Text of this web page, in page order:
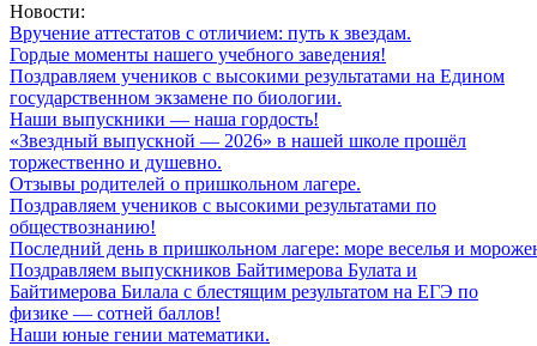
Новости:
Вручение аттестатов с отличием: путь к звездам.
Гордые моменты нашего учебного заведения!
Поздравляем учеников с высокими результатами на Едином
государственном экзамене по биологии.
Наши выпускники — наша гордость!
«Звездный выпускной — 2026» в нашей школе прошёл
торжественно и душевно.
Отзывы родителей о пришкольном лагере.
Поздравляем учеников с высокими результатами по
обществознанию!
Последний день в пришкольном лагере: море веселья и
Поздравляем выпускников Байтимерова Булата и
Байтимерова Билала с блестящим результатом на ЕГЭ по
физике — сотней баллов!
Наши юные гении математики.